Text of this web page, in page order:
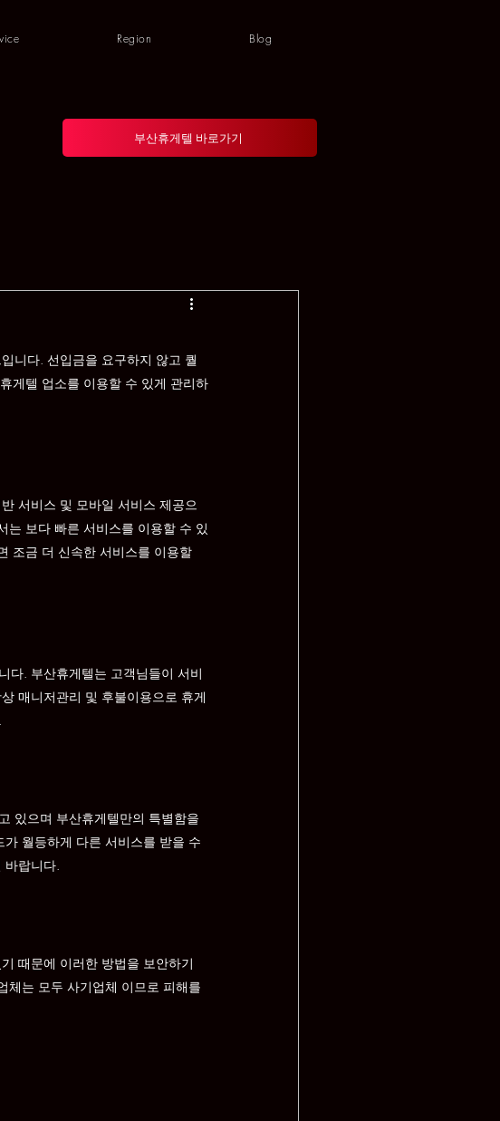
Region Blog
부산휴게텔 바로가기
니다. 선입금을 요구하지 않고 퀄
게텔 업소를 이용할 수 있게 관리하
서비스 및 모바일 서비스 제공으
는 보다 빠른 서비스를 이용할 수 있
조금 더 신속한 서비스를 이용할
다. 부산휴게텔는 고객님들이 서비
매니저관리 및 후불이용으로 휴게
있으며 부산휴게텔만의 특별함을
월등하게 다른 서비스를 받을 수
바랍니다.
때문에 이러한 방법을 보안하기
체는 모두 사기업체 이므로 피해를